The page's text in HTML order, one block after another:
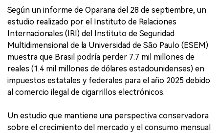
Según un informe de Oparana del 28 de septiembre, un
estudio realizado por el Instituto de Relaciones
Internacionales (IRI) del Instituto de Seguridad
Multidimensional de la Universidad de São Paulo (ESEM)
muestra que Brasil podría perder 7.7 mil millones de
reales (1.4 mil millones de dólares estadounidenses) en
impuestos estatales y federales para el año 2025 debido
al comercio ilegal de cigarrillos electrónicos.
Un estudio que mantiene una perspectiva conservadora
sobre el crecimiento del mercado y el consumo mensual